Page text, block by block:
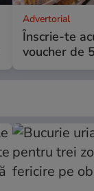
Advertorial
Înscrie-te
voucher de